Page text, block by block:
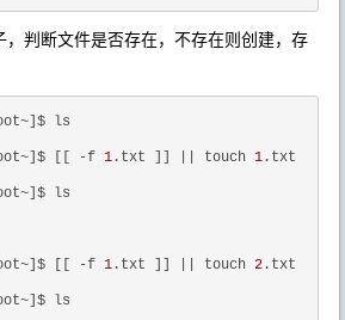
判断文件是否存在，不存在则创建，存
ls
[[ -f 1 .txt ]] touch 1 .txt
ls
[[ -f 1 .txt ]] touch 2 .txt
ls